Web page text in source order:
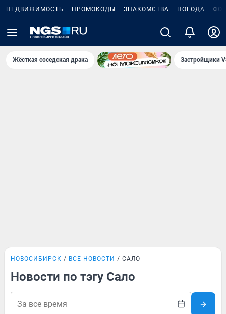
НЕДВИЖИМОСТЬ ПРОМОКОДЫ ЗНАКОМСТВА ПОГОДА
Жёсткая соседская драка Застройщики
НОВОСИБИРСК ВСЕ НОВОСТИ САЛО
Новости по тэгу Сало